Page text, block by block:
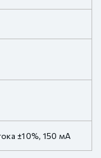
±10%, 150 мА